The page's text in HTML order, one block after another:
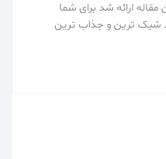
مقاله ارائه شد برای شما
شیک ترین و جذاب ترین